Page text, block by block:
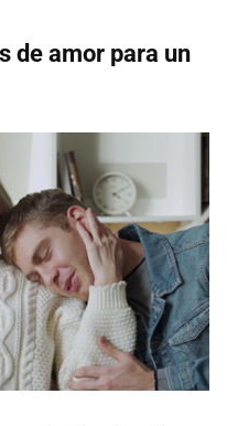
de amor para un